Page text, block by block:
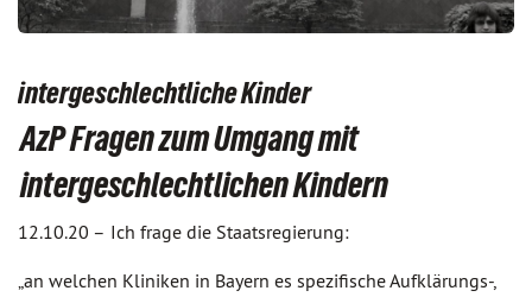
intergeschlechtliche Kinder
AzP Fragen zum Umgang mit
intergeschlechtlichen Kindern
12.10.20 – Ich frage die Staatsregierung:
„an welchen Kliniken in Bayern es spezifische Aufklärungs-,